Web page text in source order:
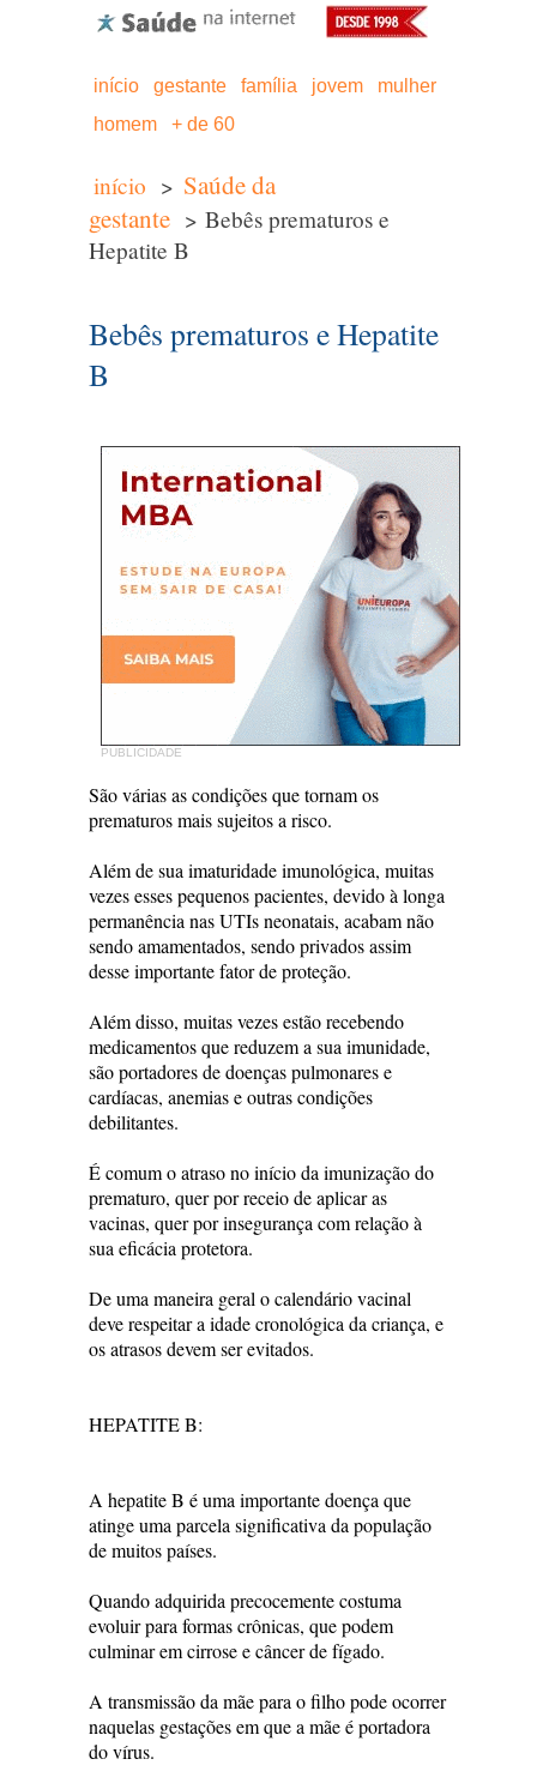
início gestante família jovem
mulher
homem
+ de 60
início > Saúde da
gestante > Bebês prematuros e
Hepatite B
Bebês prematuros e Hepatite
B
PUBLICIDADE
São várias as condições que tornam os
prematuros mais sujeitos a risco.
Além de sua imaturidade imunológica, muitas
vezes esses pequenos pacientes, devido à longa
permanência nas UTIs neonatais, acabam não
sendo amamentados, sendo privados assim
desse importante fator de proteção.
Além disso, muitas vezes estão recebendo
medicamentos que reduzem a sua imunidade,
são portadores de doenças pulmonares e
cardíacas, anemias e outras condições
debilitantes.
É comum o atraso no início da imunização do
prematuro, quer por receio de aplicar as
vacinas, quer por insegurança com relação à
sua eficácia protetora.
De uma maneira geral o calendário vacinal
deve respeitar a idade cronológica da criança, e
os atrasos devem ser evitados.
HEPATITE B:
A hepatite B é uma importante doença que
atinge uma parcela significativa da população
de muitos países.
Quando adquirida precocemente costuma
evoluir para formas crônicas, que podem
culminar em cirrose e câncer de fígado.
A transmissão da mãe para o filho pode ocorrer
naquelas gestações em que a mãe é portadora
do vírus.